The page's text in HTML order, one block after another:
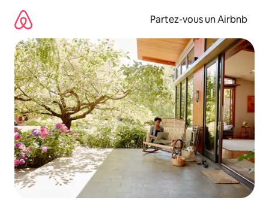
directement
contenu
Partez-vous un Airbnb